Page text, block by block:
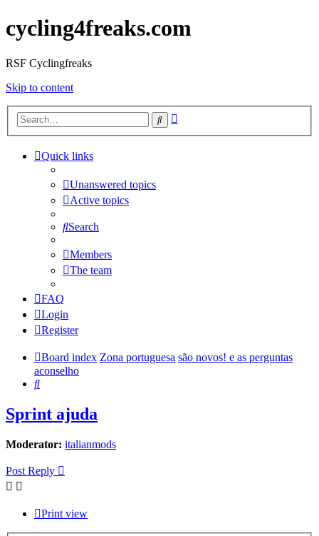
cycling4freaks.com
RSF Cyclingfreaks
Skip to content
Search
Quick links
Unanswered topics
Active topics
Search
Members
The team
FAQ
Login
Register
Board index Zona portuguesa são novos! e as perguntas
aconselho
Search
Sprint ajuda
Moderator: italianmods
Post Reply
Print view